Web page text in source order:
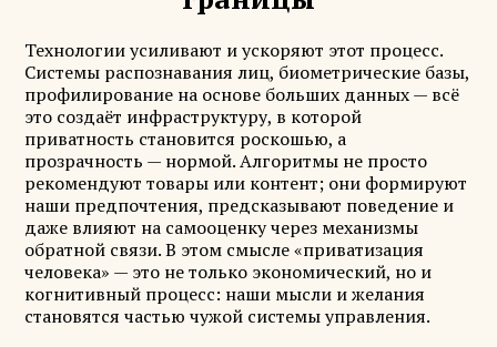
Технологии усиливают и ускоряют этот процесс.
Системы распознавания лиц, биометрические базы,
профилирование на основе больших данных — всё
это создаёт инфраструктуру, в которой
приватность становится роскошью, а
прозрачность — нормой. Алгоритмы не просто
рекомендуют товары или контент; они формируют
наши предпочтения, предсказывают поведение и
даже влияют на самооценку через механизмы
обратной связи. В этом смысле «приватизация
человека» — это не только экономический, но и
когнитивный процесс: наши мысли и желания
становятся частью чужой системы управления.